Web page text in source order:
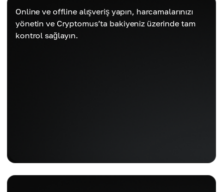
Online ve offline alışveriş yapın, harcamalarınızı
yönetin ve Cryptomus’ta bakiyeniz üzerinde tam
kontrol sağlayın.